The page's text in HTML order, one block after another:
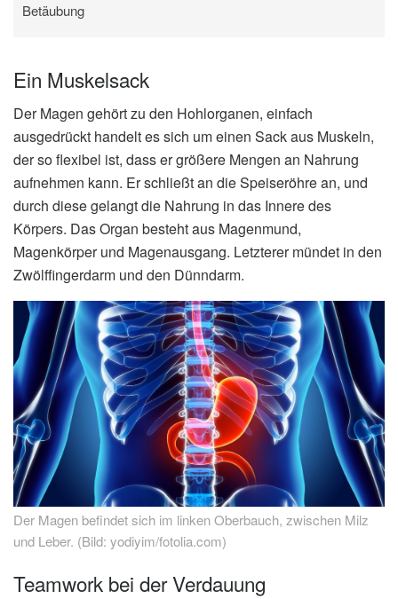
Betäubung
Ein Muskelsack
Der Magen gehört zu den Hohlorganen, einfach
ausgedrückt handelt es sich um einen Sack aus Muskeln,
der so flexibel ist, dass er größere Mengen an Nahrung
aufnehmen kann. Er schließt an die Speiseröhre an, und
durch diese gelangt die Nahrung in das Innere des
Körpers. Das Organ besteht aus Magenmund,
Magenkörper und Magenausgang. Letzterer mündet in den
Zwölffingerdarm und den Dünndarm.
Der Magen befindet sich im linken Oberbauch, zwischen Milz
und Leber. (Bild: yodiyim/fotolia.com)
Teamwork bei der Verdauung